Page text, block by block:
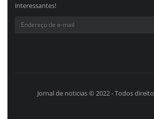
interessantes!
Jornal de noticias © 2022 - Todos